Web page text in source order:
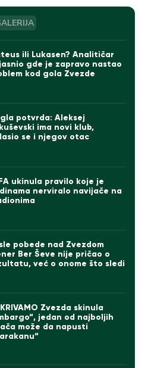
ili Lukasen? Analitičar
gde je zapravo nastao
kod gola Zvezde
potvrda: Aleksej
ima novi klub,
se i njegov otac
ukinula pravilo koje je
nerviralo navijače na
pobede nad Zvezdom
Ber Ševe nije pričao o
već o onome što sledi
Zvezda skinula
jedan od najboljih
može da napusti